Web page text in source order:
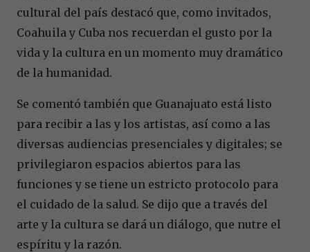
cultural del país destacó que, como invitados,
Coahuila y Cuba nos recuerdan el gusto por la
vida y la cultura en un momento muy dramático
de la humanidad.
Se comentó también que Guanajuato está listo
para recibir a las y los artistas, así como a las
diversas audiencias presenciales y digitales; se
privilegiaron espacios abiertos para las
funciones y se tiene un estricto protocolo para
el cuidado de la salud. Se dijo que a través del
arte y la cultura se dará un diálogo, que nutre el
espíritu y la razón.